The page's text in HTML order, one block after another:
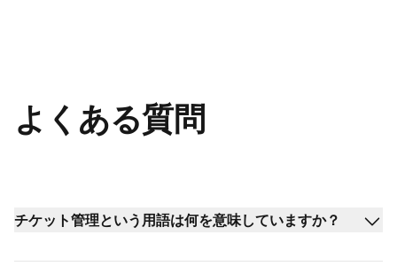
よくある質問
チケット管理という用語は何を意味していますか？